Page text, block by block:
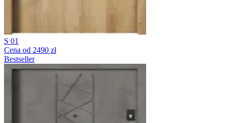
S 01
Cena od 2490 zł
Bestseller